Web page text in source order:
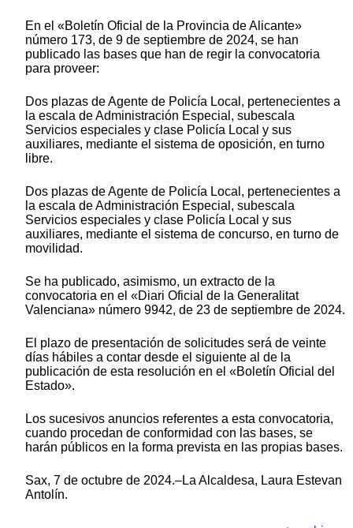
En el «Boletín Oficial de la Provincia de Alicante»
número 173, de 9 de septiembre de 2024, se han
publicado las bases que han de regir la convocatoria
para proveer:
Dos plazas de Agente de Policía Local, pertenecientes a
la escala de Administración Especial, subescala
Servicios especiales y clase Policía Local y sus
auxiliares, mediante el sistema de oposición, en turno
libre.
Dos plazas de Agente de Policía Local, pertenecientes a
la escala de Administración Especial, subescala
Servicios especiales y clase Policía Local y sus
auxiliares, mediante el sistema de concurso, en turno de
movilidad.
Se ha publicado, asimismo, un extracto de la
convocatoria en el «Diari Oficial de la Generalitat
Valenciana» número 9942, de 23 de septiembre de 2024.
El plazo de presentación de solicitudes será de veinte
días hábiles a contar desde el siguiente al de la
publicación de esta resolución en el «Boletín Oficial del
Estado».
Los sucesivos anuncios referentes a esta convocatoria,
cuando procedan de conformidad con las bases, se
harán públicos en la forma prevista en las propias bases.
Sax, 7 de octubre de 2024.–La Alcaldesa, Laura Estevan
Antolín.